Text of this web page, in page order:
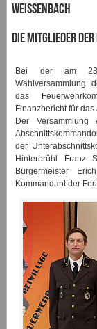
Weissenbach
Die Mitglieder der
Bei der am
Wahlversammlung
das
Finanzbericht für das
Der
der
Hinterbrühl Franz
Bürgermeister
Kommandant der